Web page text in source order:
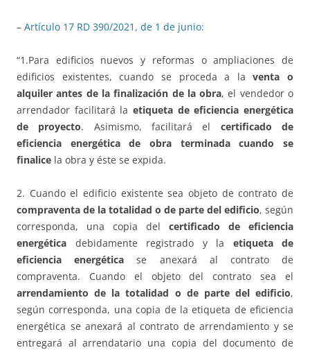
– Artículo 17 RD 390/2021, de 1 de junio:
“1.Para edificios nuevos y reformas o ampliaciones de
edificios existentes, cuando se proceda a laventa o
alquiler antes de la finalización de la obra, el vendedor o
arrendador facilitará la etiqueta de eficiencia energética
de proyecto. Asimismo, facilitará el certificado de
eficiencia energética de obra terminada cuando se
finalice la obra y éste se expida.
2. Cuando el edificio existente sea objeto de contrato de
compraventa de la totalidad o de parte del edificio, según
corresponda, una copia del certificado de eficiencia
energética debidamente registrado y la etiqueta de
eficiencia energética se anexará al contrato de
compraventa. Cuando el objeto del contrato sea el
arrendamiento de la totalidad o de parte del edificio,
según corresponda, una copia de la etiqueta de eficiencia
energética se anexará al contrato de arrendamiento y se
entregará al arrendatario una copia del documento de